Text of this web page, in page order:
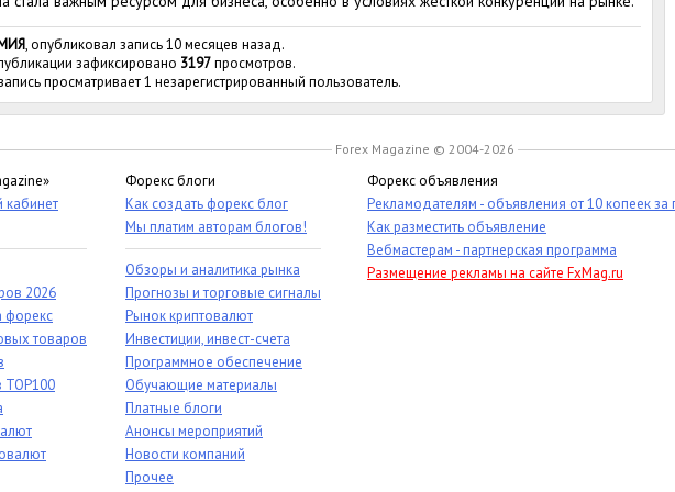
, опубликовал запись 10 месяцев назад.
зафиксировано 3197просмотров.
просматривает 1 незарегистрированный пользователь.
Forex Magazine © 2004-2026
2026
форекс
товаров
TOP100
Форекс блоги
Как создать форекс блог
Мы платим авторам блогов!
Обзоры и аналитика рынка
Прогнозы и торговые сигналы
Рынок криптовалют
Инвестиции, инвест-счета
Программное обеспечение
Обучающие материалы
Платные блоги
Анонсы мероприятий
Новости компаний
Прочее
Форекс объявления
Рекламодателям - объявления от 10 копеек за
Как разместить объявление
Вебмастерам - партнерская программа
Размещение рекламы на сайте FxMag.ru